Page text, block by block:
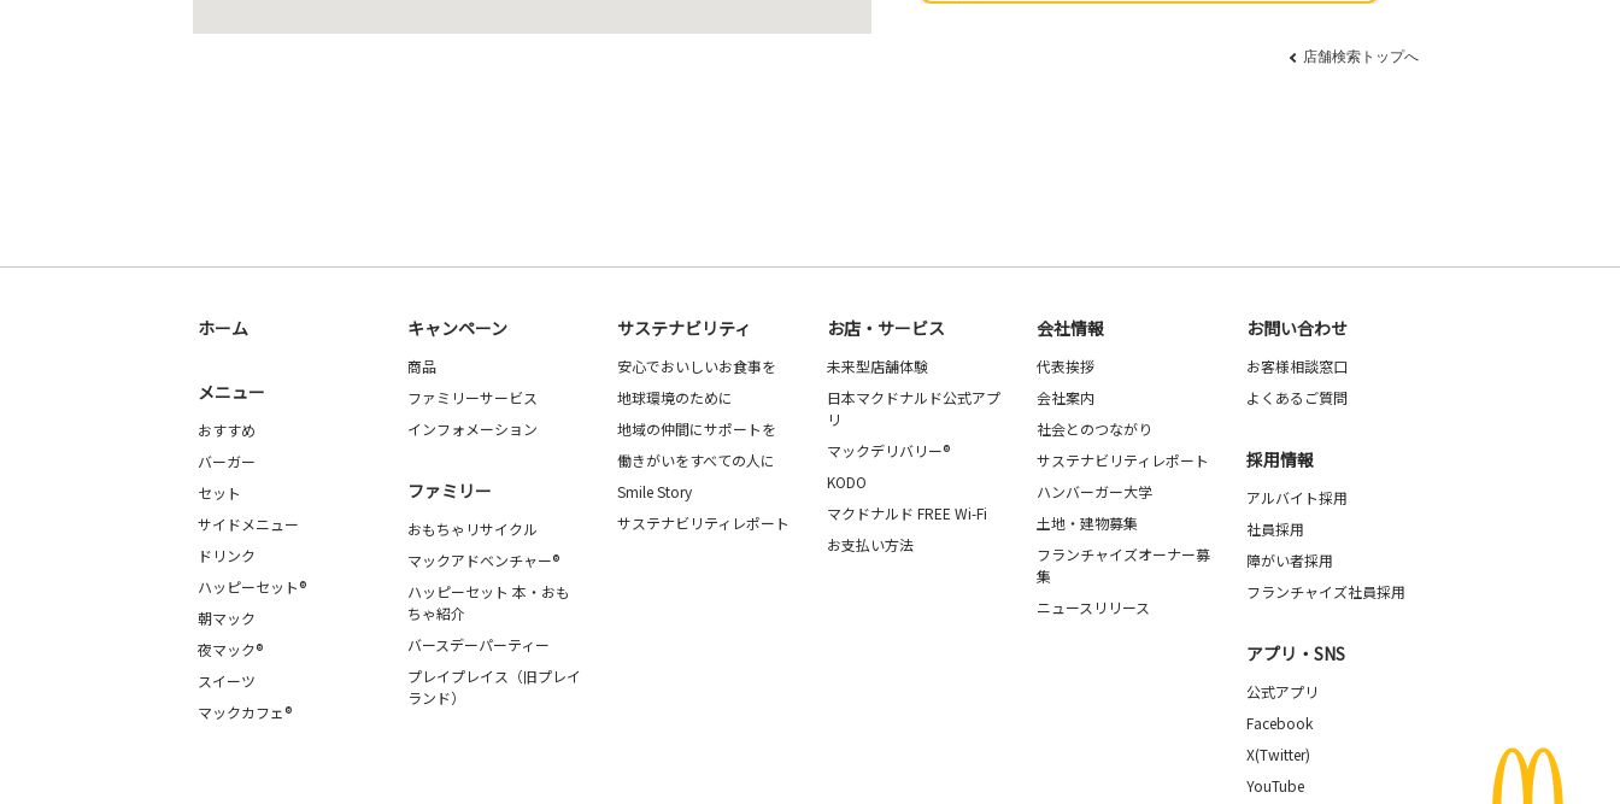
店舗検索トップへ
ホーム
メニュー
おすすめ
バーガー
セット
サイドメニュー
ドリンク
ハッピーセット®
朝マック
夜マック®
スイーツ
マックカフェ®
キャンペーン
商品
ファミリーサービス
インフォメーション
ファミリー
おもちゃリサイクル
マックアドベンチャー®
ハッピーセット 本・おも
ちゃ紹介
バースデーパーティー
プレイプレイス（旧プレイ
ランド）
サステナビリティ
安心でおいしいお食事を
地球環境のために
地域の仲間にサポートを
働きがいをすべての人に
Smile Story
サステナビリティレポート
お店・サービス
未来型店舗体験
日本マクドナルド公式アプ
リ
マックデリバリー®
KODO
マクドナルド FREE Wi-Fi
お支払い方法
会社情報
代表挨拶
会社案内
社会とのつながり
サステナビリティレポート
ハンバーガー大学
土地・建物募集
フランチャイズオーナー募
集
ニュースリリース
お問い合わせ
お客様相談窓口
よくあるご質問
採用情報
アルバイト採用
社員採用
障がい者採用
フランチャイズ社員採用
アプリ・SNS
公式アプリ
Facebook
X(Twitter)
YouTube